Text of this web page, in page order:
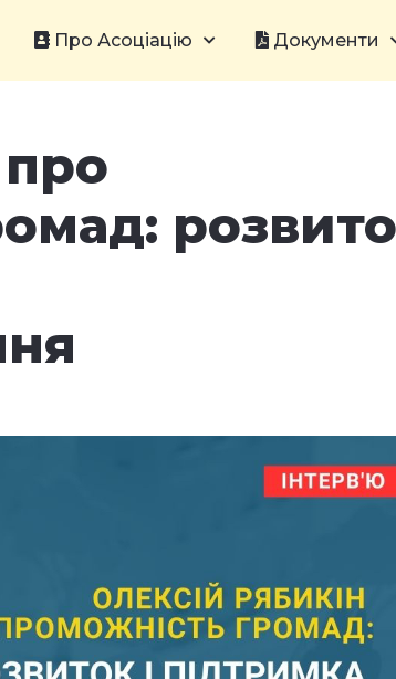
Про Асоціацію Документи